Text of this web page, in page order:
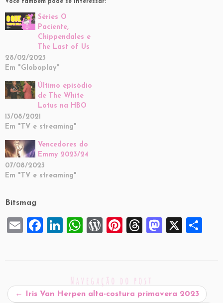
Você também pode se interessar:
Séries O
Paciente,
Chippendales e
The Last of Us
28/02/2023
Em "Globoplay"
Último episódio
de The White
Lotus na HBO
13/08/2021
Em "TV e streaming"
Vencedores do
Emmy 2023/24
07/08/2023
Em "TV e streaming"
Bitsmag
E
F
b
Li
e
dI
W
A
W
P
re
Pi
t
T
d
M
d
X
Navegação do post
← Iris Van Herpen alta-costura primavera 2023